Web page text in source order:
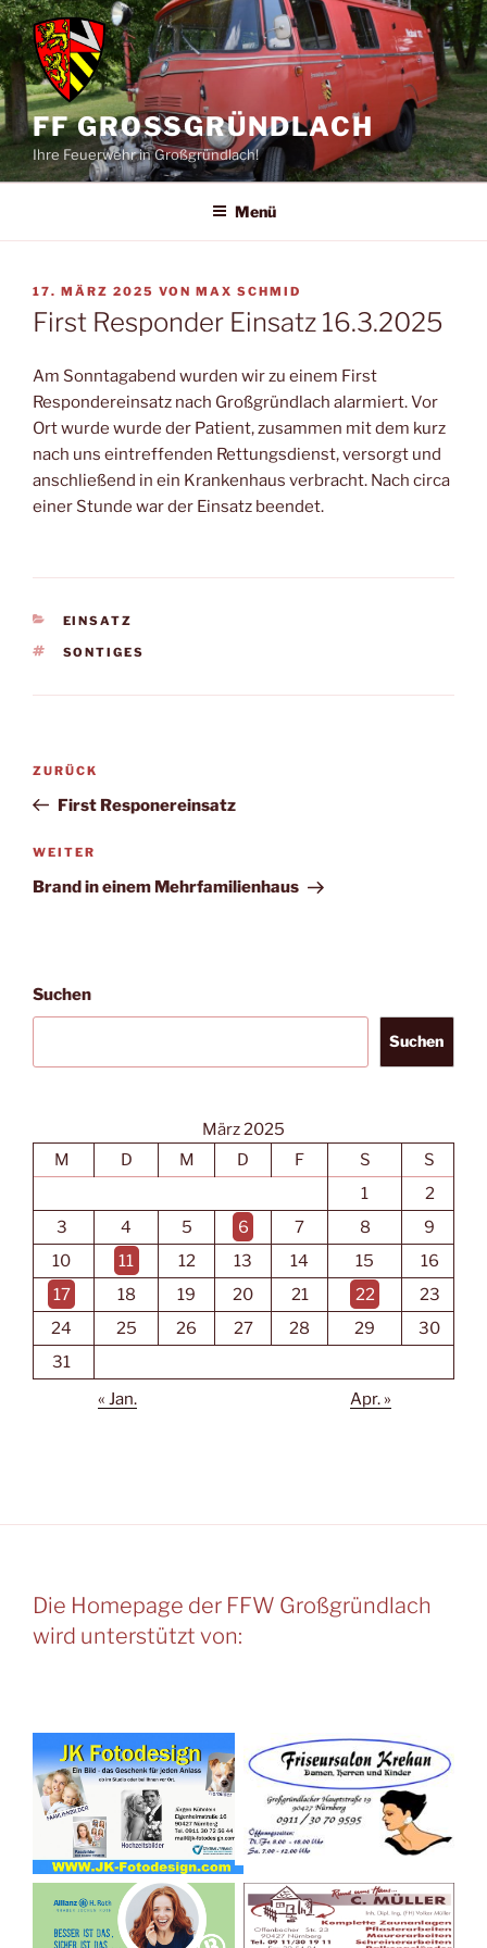
Zum
Inhalt
springen
FF GROSSGRÜNDLACH
Ihre Feuerwehr in Großgründlach!
Menü
VERÖFFENTLICHT
AM
17. MÄRZ 2025 VON MAX SCHMID
First Responder Einsatz 16.3.2025
Am Sonntagabend wurden wir zu einem First
Respondereinsatz nach Großgründlach alarmiert. Vor
Ort wurde wurde der Patient, zusammen mit dem kurz
nach uns eintreffenden Rettungsdienst, versorgt und
anschließend in ein Krankenhaus verbracht. Nach circa
einer Stunde war der Einsatz beendet.
KATEGORIEN
EINSATZ
SCHLAGWÖRTER
SONTIGES
Beitragsnavigation
Vorheriger
Beitrag
ZURÜCK
First Responereinsatz
Nächster
Beitrag
WEITER
Brand in einem Mehrfamilienhaus
Suchen
Suchen
März 2025
M
D M D F S
S
1
2
3
4 5 6 7 8
9
10
11 12 13 14 15
16
17
18 19 20 21 22
23
24
25 26 27 28 29
30
31
« Jan.
Apr. »
Die Homepage der FFW Großgründlach
wird unterstützt von: